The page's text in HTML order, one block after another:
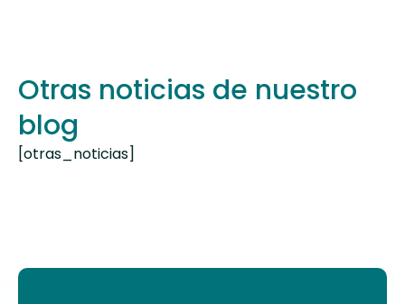
Otras noticias de nuestro
blog
[otras_noticias]